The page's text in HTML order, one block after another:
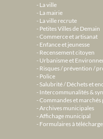
La ville
La mairie
La ville recrute
Petites Villes de Demain
Commerce et artisanat
Enfance et jeunesse
Recensement citoyen
Urbanisme et
Risques / prévention /
Police
Salubrité / Déchets et
Intercommunalités &
Commandes et marchés
Archives municipales
Affichage municipal
Formulaires à